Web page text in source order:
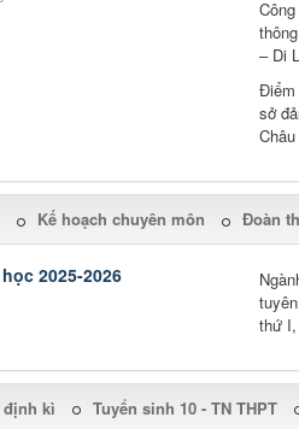
– Di
Điểm
sở
Kế hoạch chuyên môn Đoàn
2025-2026
thứ I,
kì Tuyển sinh 10 - TN THPT